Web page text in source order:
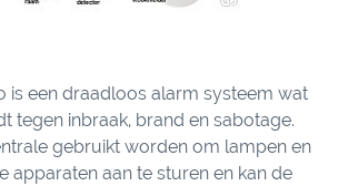
is een draadloos alarm systeem wat
tegen inbraak, brand en sabotage.
gebruikt worden om lampen en
apparaten aan te sturen en kan de